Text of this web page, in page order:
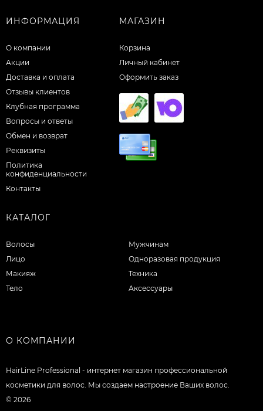
ИНФОРМАЦИЯ
О компании
Акции
Доставка и оплата
Отзывы клиентов
Клубная программа
Вопросы и ответы
Обмен и возврат
Реквизиты
Политика
конфиденциальности
Контакты
МАГАЗИН
Корзина
Личный кабинет
Оформить заказ
КАТАЛОГ
Волосы
Лицо
Макияж
Тело
Мужчинам
Одноразовая продукция
Техника
Аксессуары
О КОМПАНИИ
HairLine Professional - интернет магазин профессиональной
косметики для волос. Мы создаем настроение Ваших волос.
© 2026